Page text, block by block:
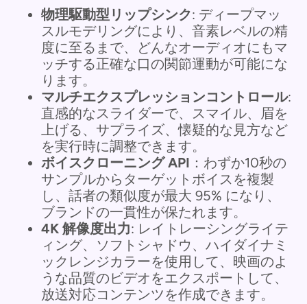
物理駆動型リップシンク: ディープマッ
スルモデリングにより、音素レベルの精
度に至るまで、どんなオーディオにもマ
ッチする正確な口の関節運動が可能にな
ります。
マルチエクスプレッションコントロール:
直感的なスライダーで、スマイル、眉を
上げる、サプライズ、懐疑的な見方など
を実行時に調整できます。
ボイスクローニング API ：わずか10秒の
サンプルからターゲットボイスを複製
し、話者の類似度が最大 95% になり、
ブランドの一貫性が保たれます。
4K 解像度出力: レイトレーシングライテ
ィング、ソフトシャドウ、ハイダイナミ
ックレンジカラーを使用して、映画のよ
うな品質のビデオをエクスポートして、
放送対応コンテンツを作成できます。